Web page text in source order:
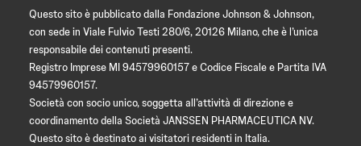
Questo sito è pubblicato dalla Fondazione Johnson & Johnson,
con sede in Viale Fulvio Testi 280/6, 20126 Milano, che è l’unica
responsabile dei contenuti presenti.
Registro Imprese MI 94579960157 e Codice Fiscale e Partita IVA
94579960157.
Società con socio unico, soggetta all’attività di direzione e
coordinamento della Società JANSSEN PHARMACEUTICA NV.
Questo sito è destinato ai visitatori residenti in Italia.